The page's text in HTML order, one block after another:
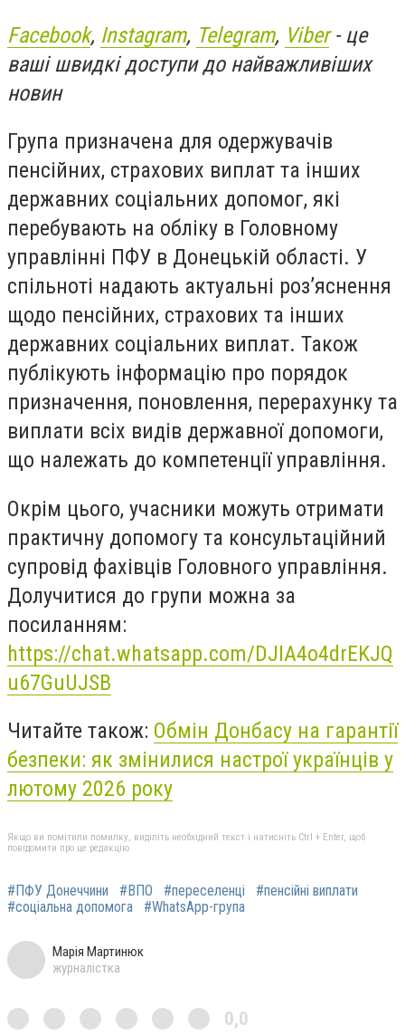
Facebook, Instagram, Telegram, Viber- це
ваші швидкі доступи до найважливіших
новин
Група призначена для одержувачів
пенсійних, страхових виплат та інших
державних соціальних допомог, які
перебувають на обліку в Головному
управлінні ПФУ в Донецькій області. У
спільноті надають актуальні роз’яснення
щодо пенсійних, страхових та інших
державних соціальних виплат. Також
публікують інформацію про порядок
призначення, поновлення, перерахунку та
виплати всіх видів державної допомоги,
що належать до компетенції управління.
Окрім цього, учасники можуть отримати
практичну допомогу та консультаційний
супровід фахівців Головного управління.
Долучитися до групи можна за
посиланням:
https://chat.whatsapp.com/DJIA4o4drEKJQ
u67GuUJSB
Читайте також: Обмін Донбасу на гарантії
безпеки: як змінилися настрої українців у
лютому 2026 року
Якщо ви помітили помилку, виділіть необхідний текст і натисніть Ctrl + Enter, щоб
повідомити про це редакцію
#ПФУ Донеччини #ВПО #переселенці
#пенсійні виплати
#соціальна допомога
#WhatsApp-група
Марія Мартинюк
журналістка
0,0